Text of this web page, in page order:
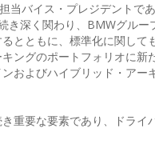
当バイス・プレジデントで
深く関わり、BMWグル
とともに、標準化に関して
ングのポートフォリオに
およびハイブリッド・アー
重要な要素であり、ドライ